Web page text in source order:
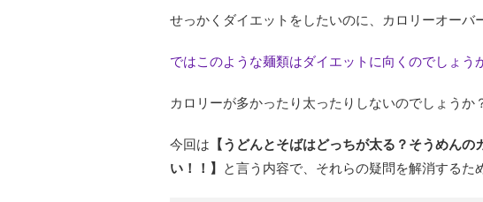
せっかくダイエットをしたいのに、カロリーオーバ
ではこのような麺類はダイエットに向くのでしょう
カロリーが多かったり太ったりしないのでしょうか
今回は 【うどんとそばはどっちが太る？そうめん
い！！】
と言う内容で、それらの疑問を解消するた